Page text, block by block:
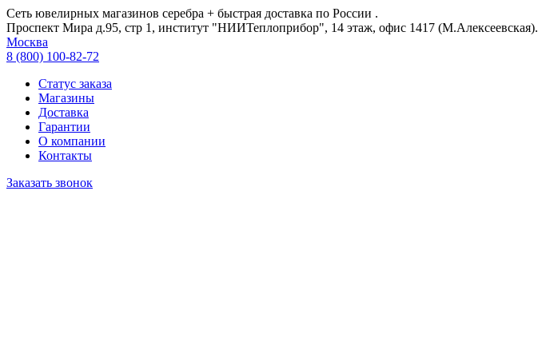
Сеть ювелирных магазинов серебра + быстрая доставка по России .
Проспект Мира д.95, стр 1, институт "НИИТеплоприбор", 14 этаж, офис 1417 (М.Алексеевская).
Москва
8 (800) 100-82-72
Статус заказа
Магазины
Доставка
Гарантии
О компании
Контакты
Заказать звонок